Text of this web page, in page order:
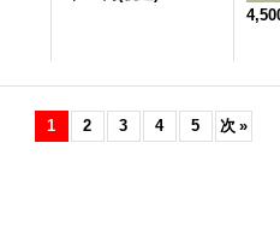
1 2 3 4 5 次 »